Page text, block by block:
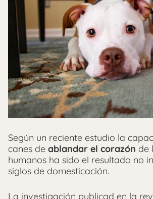
Según un reciente estudio la
canes de ablandar el corazón de
humanos ha sido el resultado no
siglos de domesticación.
La investigación publicad en la